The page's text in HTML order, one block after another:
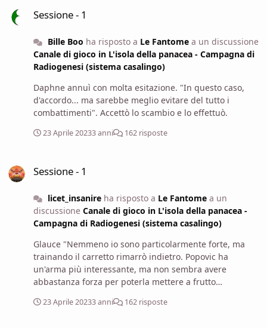
con attenzione i suoni che provenivano dall'alto e,
saggiamente suggerito da Daphne. [Glauce esegue una
prova di percezione con dado, impiegando 5 minuti, con
risultato 22]
Sessione - 1
Bille Boo ha risposto a Le Fantomea un discussione
Canale di gioco in L'isola della panacea - Campagna di
Radiogenesi (sistema casalingo)
Daphne annuì con molta esitazione. "In questo caso,
d'accordo... ma sarebbe meglio evitare del tutto i
combattimenti". Accettò lo scambio e lo effettuò.
23 Aprile 20233 anni 162 risposte
Sessione - 1
licet_insanireha risposto a Le Fantomea un
discussione Canale di gioco in L'isola della panacea -
Campagna di Radiogenesi (sistema casalingo)
Glauce "Nemmeno io sono particolarmente forte, ma
trainando il carretto rimarrò indietro. Popovic ha
un'arma più interessante, ma non sembra avere
abbastanza forza per poterla mettere a frutto
pesante. Sei davvero sicura di non volere un'armatura
23 Aprile 20233 anni 162 risposte